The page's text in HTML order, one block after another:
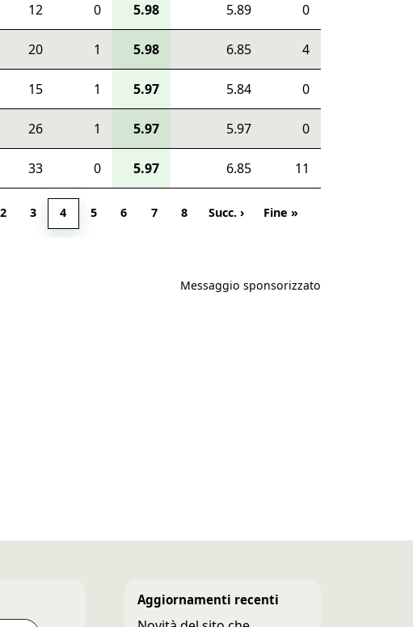
12 0 5.98 5.89 0
20 1 5.98 6.85 4
15 1 5.97 5.84 0
26 1 5.97 5.97 0
33 0 5.97 6.85 11
2 3 4 5 6 7 8 Succ. › Fine »
Messaggio sponsorizzato
Aggiornamenti recenti